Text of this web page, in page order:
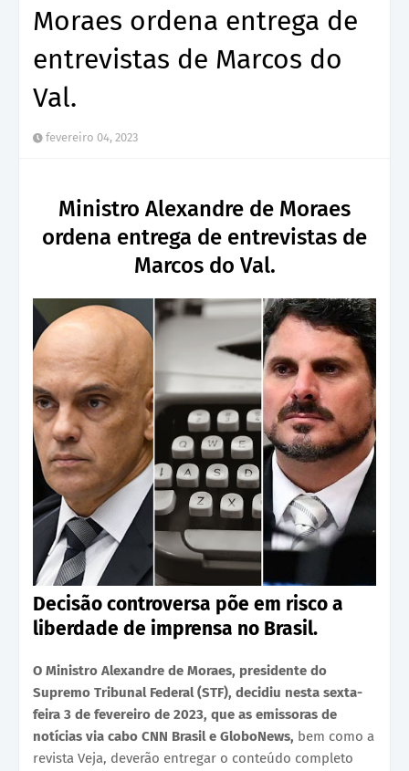
Moraes ordena entrega de
entrevistas de Marcos do
Val.
fevereiro 04, 2023
Ministro Alexandre de Moraes
ordena entrega de entrevistas de
Marcos do Val.
Decisão controversa põe em risco a
liberdade de imprensa no Brasil.
O Ministro Alexandre de Moraes, presidente do
Supremo Tribunal Federal (STF), decidiu nesta sexta-
feira 3 de fevereiro de 2023, que as emissoras de
notícias via cabo CNN Brasil e GloboNews, bem como a
revista Veja, deverão entregar o conteúdo completo